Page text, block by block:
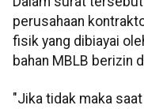
perusahaan
fisik yang dibiayai
bahan MBLB berizin
"Jika tidak maka